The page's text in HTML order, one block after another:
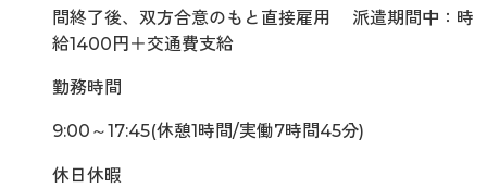
間終了後、双方合意のもと直接雇用 派遣期間中：時
給1400円＋交通費支給
勤務時間
9:00～17:45(休憩1時間/実働7時間45分)
休日休暇